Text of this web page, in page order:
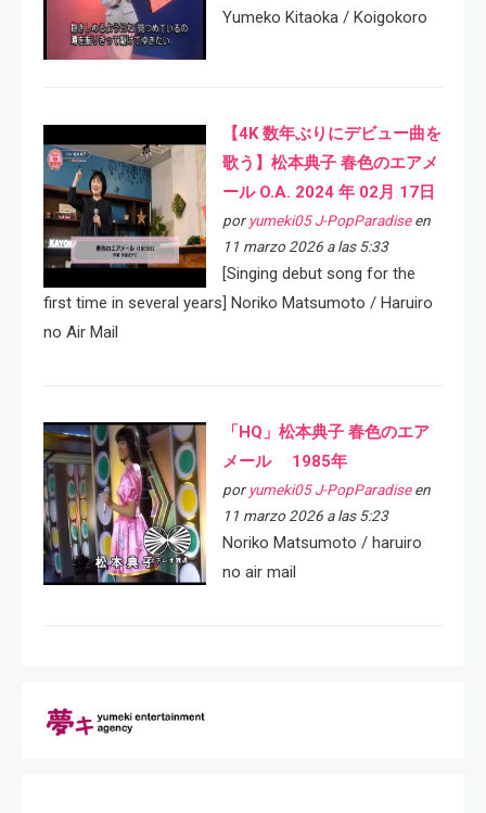
Yumeko Kitaoka / Koigokoro
【4K 数年ぶりにデビュー曲を
歌う】松本典子 春色のエアメ
ール O.A. 2024 年 02月 17日
por yumeki05 J-PopParadiseen
11 marzo 2026 a las 5:33
[Singing debut song for the
first time in several years] Noriko Matsumoto / Haruiro
no Air Mail
「HQ」松本典子 春色のエア
メール 1985年
por yumeki05 J-PopParadiseen
11 marzo 2026 a las 5:23
Noriko Matsumoto / haruiro
no air mail